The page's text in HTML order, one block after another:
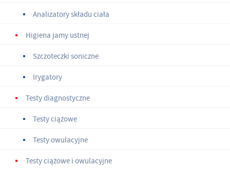
Analizatory składu ciała
Higiena jamy ustnej
Szczoteczki soniczne
Irygatory
Testy diagnostyczne
Testy ciążowe
Testy owulacyjne
Testy ciążowe i owulacyjne